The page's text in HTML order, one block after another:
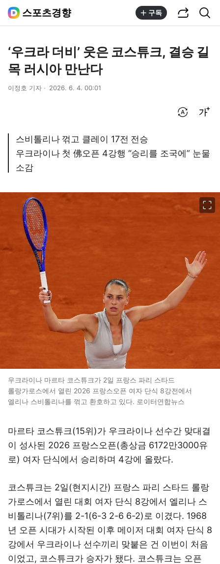
스포츠경향 구독
‘우크라 더비’ 웃은 코스튜크, 결승 길
목 러시아 만난다
이정호 기자 2026. 6. 4. 00:01
스비톨리나 꺾고 클레이 17전 전승
우크라이나 첫 佛오픈 4강행 “승리를 조국에” 눈물
소감
우크라이나 마르타 코스튜크가 2일 프랑스 파리 스타드
롤랑가로스에서 열린 2026 프랑스오픈 여자 단식 8강전에서
엘리나 스비톨리나를 꺾고 환호하고 있다. 로이터연합뉴스
마르타 코스튜크(15위)가 우크라이나 선수간 맞대결
이 성사된 2026 프랑스오픈(총상금 6172만3000유
로) 여자 단식에서 승리하며 4강에 올랐다.
코스튜크는 2일(현지시간) 프랑스 파리 스타드 롤랑
가로스에서 열린 대회 여자 단식 8강에서 엘리나 스
비톨리나(7위)를 2-1(6-3 2-6 6-2)로 이겼다. 1968
년 오픈 시대가 시작된 이후 메이저 대회 여자 단식 8
강에서 우크라이나 선수끼리 맞붙은 건 이번이 처음
이었고, 코스튜크가 승자가 됐다. 코스튜크는 오픈